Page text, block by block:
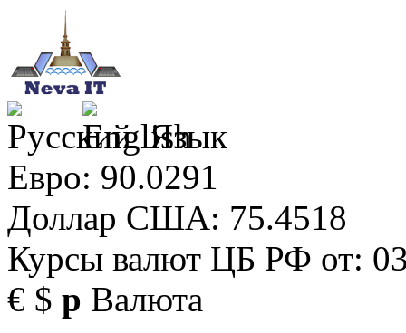
Язык
Евро: 90.0291
Доллар США: 75.4518
Курсы валют ЦБ РФ от:
€ $ р Валюта